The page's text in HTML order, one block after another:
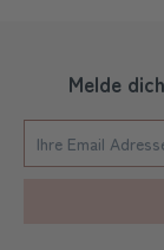
Melde